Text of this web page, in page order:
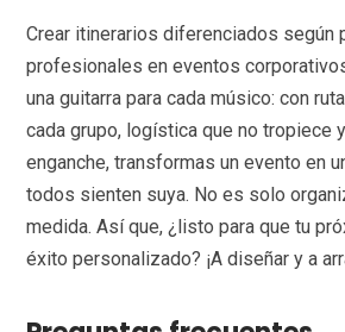
Crear itinerarios diferenciados según
profesionales en eventos
una guitarra para cada músico: con
cada grupo, logística que no tropiece
enganche, transformas un evento en
todos sienten suya. No es solo
medida. Así que, ¿listo para que tu
éxito personalizado? ¡A diseñar y a